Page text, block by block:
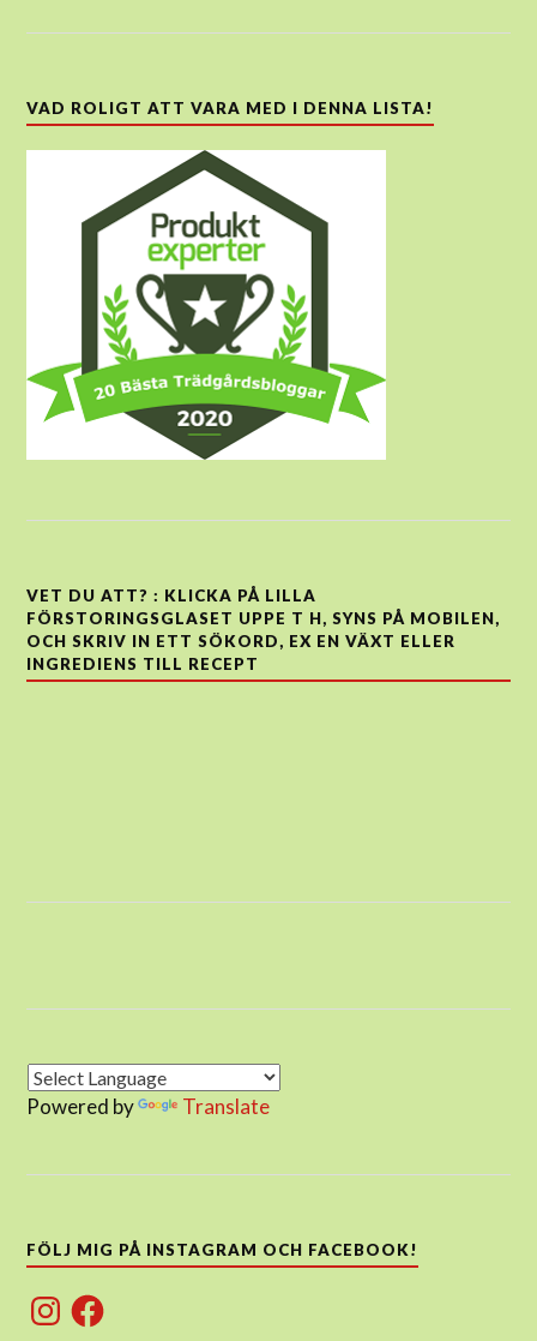
VAD ROLIGT ATT VARA MED I DENNA LISTA!
VET DU ATT? : KLICKA PÅ LILLA
FÖRSTORINGSGLASET UPPE T H, SYNS PÅ MOBILEN,
OCH SKRIV IN ETT SÖKORD, EX EN VÄXT ELLER
INGREDIENS TILL RECEPT
Powered by Translate
FÖLJ MIG PÅ INSTAGRAM OCH FACEBOOK!
InstagramFacebook